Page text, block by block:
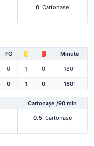
0 Cartonașe
FG Minute
0 1 0 180'
0 1 0 180'
Cartonașe /90 min
0.5 Cartonașe